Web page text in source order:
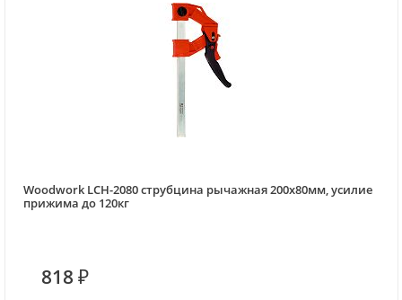
Woodwork LCH-2080 струбцина рычажная 200х80мм, усилие
прижима до 120кг
818 ₽